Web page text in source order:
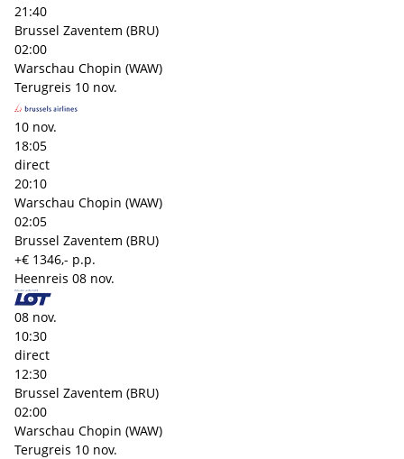
21:40
Brussel Zaventem (BRU)
02:00
Warschau Chopin (WAW)
Terugreis 10 nov.
10 nov.
18:05
direct
20:10
Warschau Chopin (WAW)
02:05
Brussel Zaventem (BRU)
+€ 1346,- p.p.
Heenreis 08 nov.
08 nov.
10:30
direct
12:30
Brussel Zaventem (BRU)
02:00
Warschau Chopin (WAW)
Terugreis 10 nov.